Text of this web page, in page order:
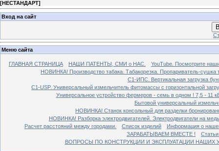
[НЕСТАНДАРТ]
Вход на сайт
Меню сайта
ГЛАВНАЯ СТРАНИЦА НАШИ ПАТЕНТЫ, СМИ о НАС.
YouTube. Посмотрите
НОВИНКА! Производство табака. Табакорезка. Пропариватель-сушка
C1-ИПС. Вертикальная загрузка
С1-USP. Универсальный измельчитель фитомассы с горизонтальной
Универсальное устройство фермеров - семь в одном ! 7,5 - 11
Бытовой универсальный
НОВИНКА! Станок консольный для разделки
НОВИНКА! Разборка электродвигателей. Электродвигатели на
Расчет расстояний между городами.
Список изделий
Информация о
ЗАРАБАТЫВАЕМ ВМЕСТЕ !
ВОПРОСЫ ПО КОНСТРУКЦИИ И ЭКСПЛУАТАЦИИ НАШИХ